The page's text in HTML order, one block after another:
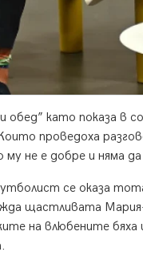
като показа в
проведоха
му не е добре и няма
се оказа
щастливата
на влюбените